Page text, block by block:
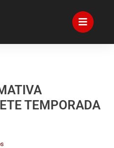
TEMPORADA